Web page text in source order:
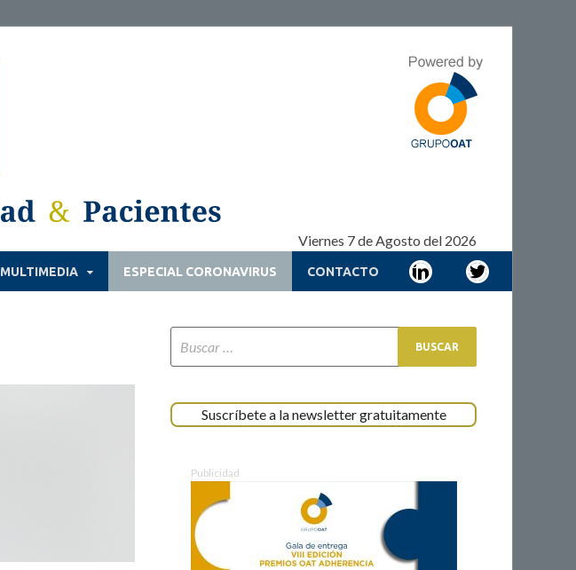
Adherencia –
Cronicidad –
Adherencia – Cronicidad – Pacientes
Viernes 7 de Agosto del 2026
MULTIMEDIA ESPECIAL CORONAVIRUS CONTACTO
Suscríbete a la newsletter gratuitamente
Publicidad